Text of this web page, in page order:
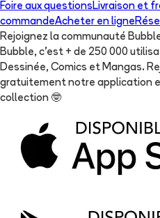
Foire aux questions Livraison et
commandeAcheter en ligne
Rejoignez la communauté
Bubble, c'est + de 250 000
Dessinée, Comics et Mangas.
gratuitement notre application
collection 🤓